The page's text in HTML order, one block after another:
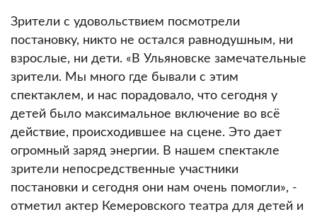
Зрители с удовольствием посмотрели
постановку, никто не остался равнодушным, ни
взрослые, ни дети. «В Ульяновске замечательные
зрители. Мы много где бывали с этим
спектаклем, и нас порадовало, что сегодня у
детей было максимальное включение во всё
действие, происходившее на сцене. Это дает
огромный заряд энергии. В нашем спектакле
зрители непосредственные участники
постановки и сегодня они нам очень помогли», -
отметил актер Кемеровского театра для детей и